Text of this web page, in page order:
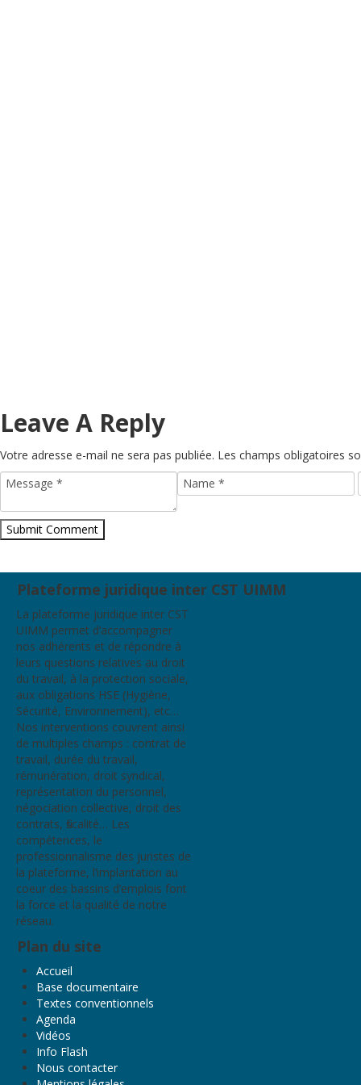
Leave A Reply
Votre adresse e-mail ne sera pas publiée. Les champs obligatoires
Plateforme juridique inter CST UIMM
La plateforme juridique inter CST
UIMM permet d’accompagner
nos adhérents et de répondre à
leurs questions relatives au droit
du travail, à la protection sociale,
aux obligations HSE (Hygiène,
Sécurité, Environnement), etc…
Nos interventions couvrent ainsi
de multiples champs : contrat de
travail, durée du travail,
rémunération, droit syndical,
représentation du personnel,
négociation collective, droit des
contrats, fiscalité… Les
compétences, le
professionnalisme des juristes de
la plateforme, l’implantation au
coeur des bassins d’emplois font
la force et la qualité de notre
réseau.
Plan du site
Accueil
Base documentaire
Textes conventionnels
Agenda
Vidéos
Info Flash
Nous contacter